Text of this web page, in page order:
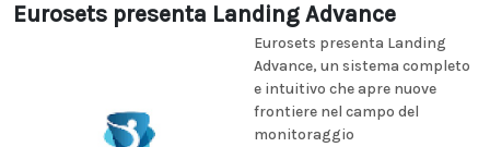
Eurosets presenta Landing Advance
Eurosets presenta Landing
Advance, un sistema completo
e intuitivo che apre nuove
frontiere nel campo del
monitoraggio